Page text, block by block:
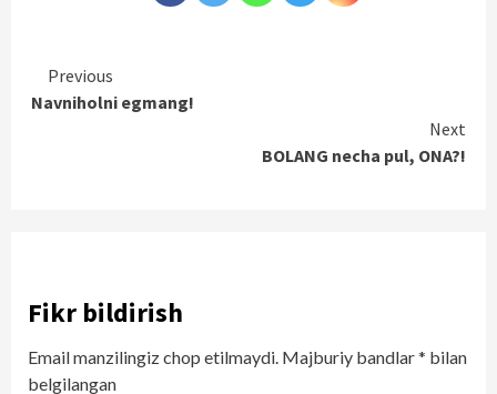
Continue
Reading
Previous
Navniholni egmang!
Next
BOLANG necha pul, ONA?!
Fikr bildirish
Email manzilingiz chop etilmaydi. Majburiy bandlar* bilan
belgilangan